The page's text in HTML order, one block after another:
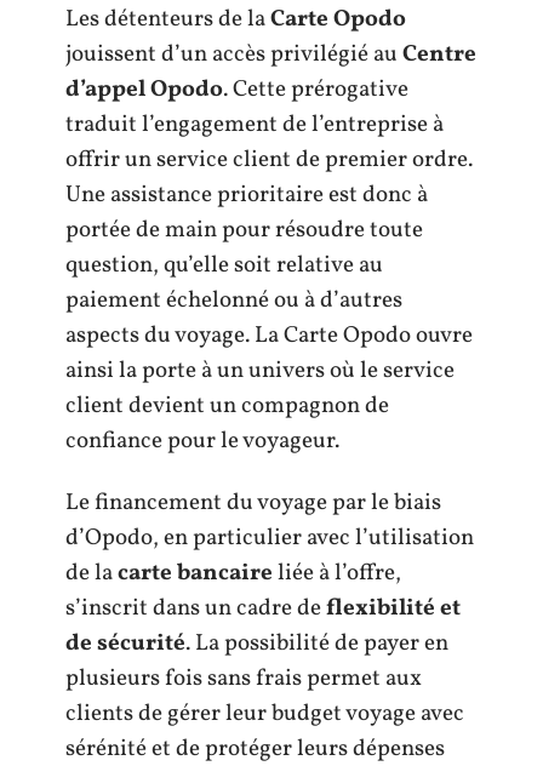
Les détenteurs de laCarte Opodo
jouissent d’un accès privilégié auCentre
d’appel Opodo. Cette prérogative
traduit l’engagement de l’entreprise à
offrir un service client de premier ordre.
Une assistance prioritaire est donc à
portée de main pour résoudre toute
question, qu’elle soit relative au
paiement échelonné ou à d’autres
aspects du voyage. La Carte Opodo ouvre
ainsi la porte à un univers où le service
client devient un compagnon de
confiance pour le voyageur.
Le financement du voyage par le biais
d’Opodo, en particulier avec l’utilisation
de lacarte bancaireliée à l’offre,
s’inscrit dans un cadre deflexibilité et
de sécurité. La possibilité de payer en
plusieurs fois sans frais permet aux
clients de gérer leur budget voyage avec
sérénité et de protéger leurs dépenses